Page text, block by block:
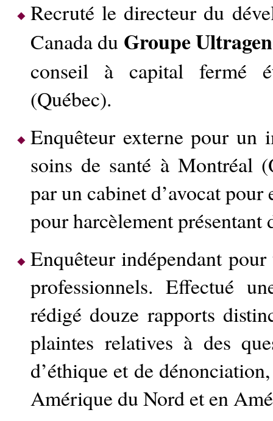
Recruté le directeur du
Canada du Groupe
conseil à capital fermé
(Québec).
Enquêteur externe pour un
soins de santé à Montréal
par un cabinet d’avocat
pour harcèlement présentant
Enquêteur indépendant
professionnels. Effectué
rédigé douze rapports
plaintes relatives à des
d’éthique et de
Amérique du Nord et en